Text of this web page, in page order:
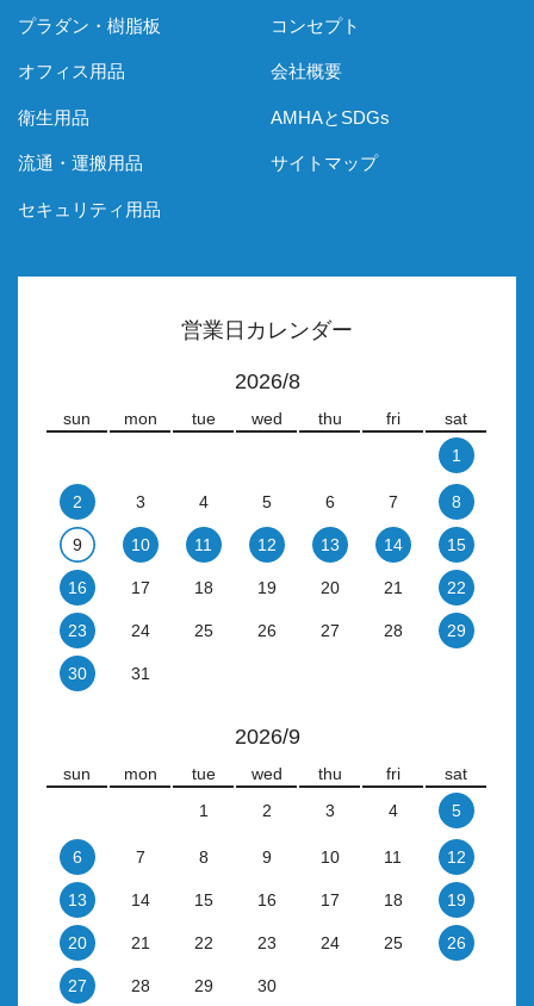
プラダン・樹脂板
オフィス用品
衛生用品
流通・運搬用品
セキュリティ用品
コンセプト
会社概要
AMHAとSDGs
サイトマップ
営業日カレンダー
2026/8
sun mon tue wed thu fri
sat
1
2 3 4 5 6 7 8
9 10 11 12 13 14 15
16 17 18 19 20 21 22
23 24 25 26 27 28 29
30 31
2026/9
sun mon tue wed thu fri
sat
1
2 3 4 5
6 7 8 9 10 11 12
13 14 15 16 17 18 19
20 21 22 23 24 25 26
27 28 29 30